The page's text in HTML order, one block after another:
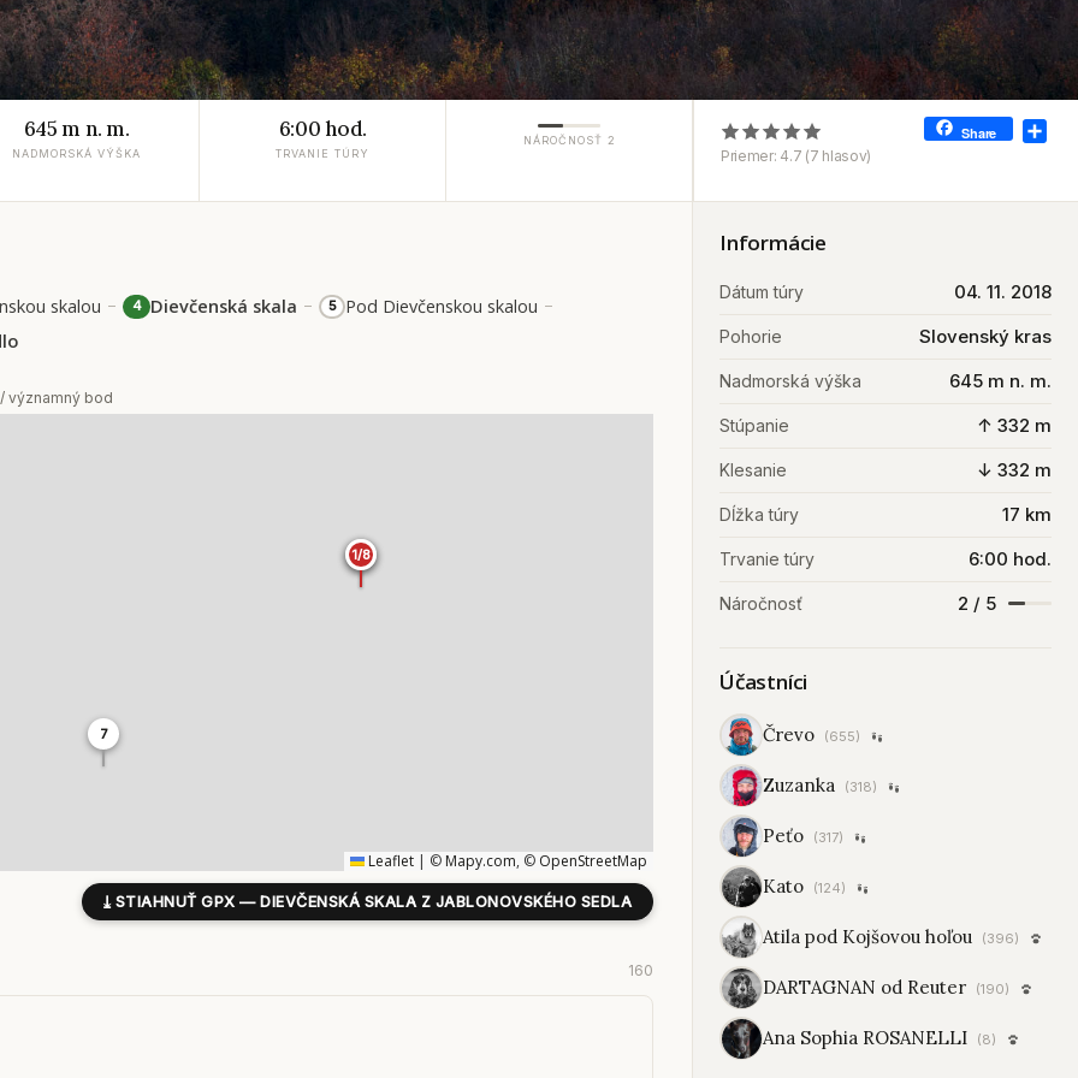
645 m n. m.
NADMORSKÁ VÝŠKA
6:00 hod.
TRVANIE TÚRY
NÁROČNOSŤ 2
Priemer: 4.7 (7 hlasov)
Share
skalou – 4 Dievčenská skala – 5 Pod Dievčenskou skalou –
významný bod
1/8
7
1/8
Leaflet | © Mapy.com, © OpenStreetMap
⤓ STIAHNUŤ GPX — DIEVČENSKÁ SKALA Z JABLONOVSKÉHO SEDLA
160
Informácie
Dátum túry 04. 11. 2018
Pohorie Slovenský kras
Nadmorská výška 645 m n. m.
Stúpanie ↑ 332 m
Klesanie ↓ 332 m
Dĺžka túry 17 km
Trvanie túry 6:00 hod.
Náročnosť 2 / 5
Účastníci
Črevo (655)
Zuzanka (318)
Peťo (317)
Kato (124)
Atila pod Kojšovou hoľou (396)
DARTAGNAN od Reuter (190)
Ana Sophia ROSANELLI (8)